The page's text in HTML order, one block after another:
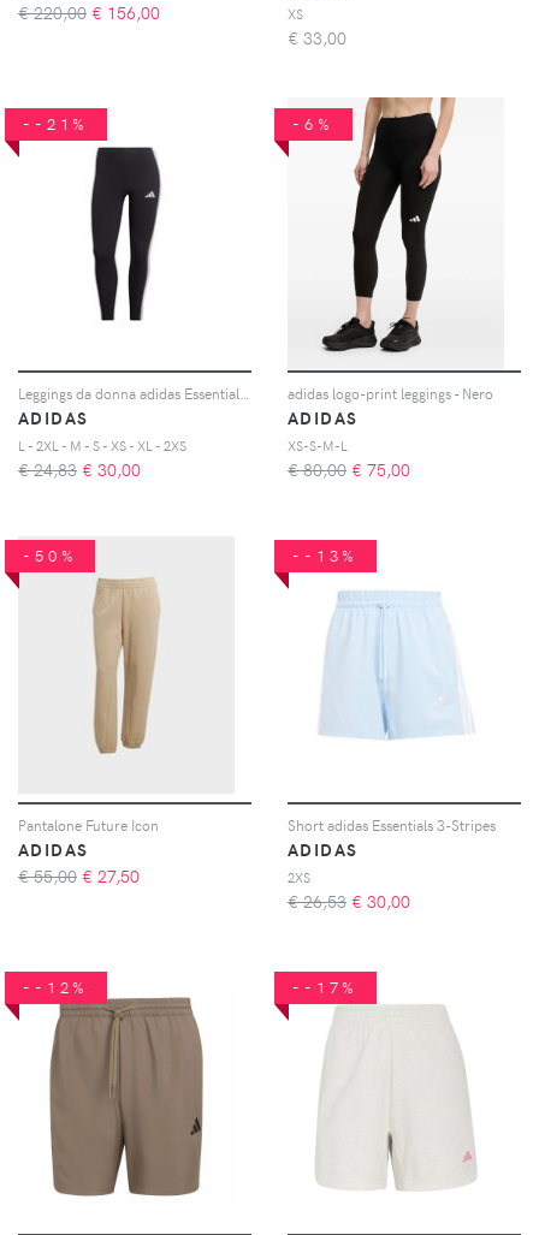
€ 220,00 € 156,00 XS
€ 33,00
--21%
ADIDAS
L - 2XL - M - S - XS - XL - 2XS
€ 24,83 € 30,00
-6%
adidas logo-print leggings - Nero
ADIDAS
XS-S-M-L
€ 80,00 € 75,00
-50%
Pantalone Future Icon
ADIDAS
€ 55,00 € 27,50
--13%
Short adidas Essentials 3-Stripes
ADIDAS
2XS
€ 26,53 € 30,00
--12% --17%